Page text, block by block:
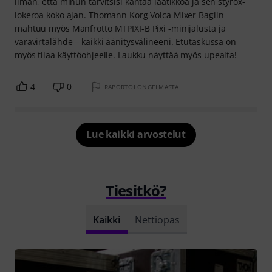
lokeroa koko ajan. Thomann Korg Volca Mixer Bagiin
mahtuu myös Manfrotto MTPIXI-B Pixi -minijalusta ja
varavirtalähde – kaikki äänitysvälineeni. Etutaskussa on
myös tilaa käyttöohjeelle. Laukku näyttää myös upealta!
4 0 RAPORTOI ONGELMASTA
Lue kaikki arvostelut
Tiesitkö?
Kaikki Nettiopas